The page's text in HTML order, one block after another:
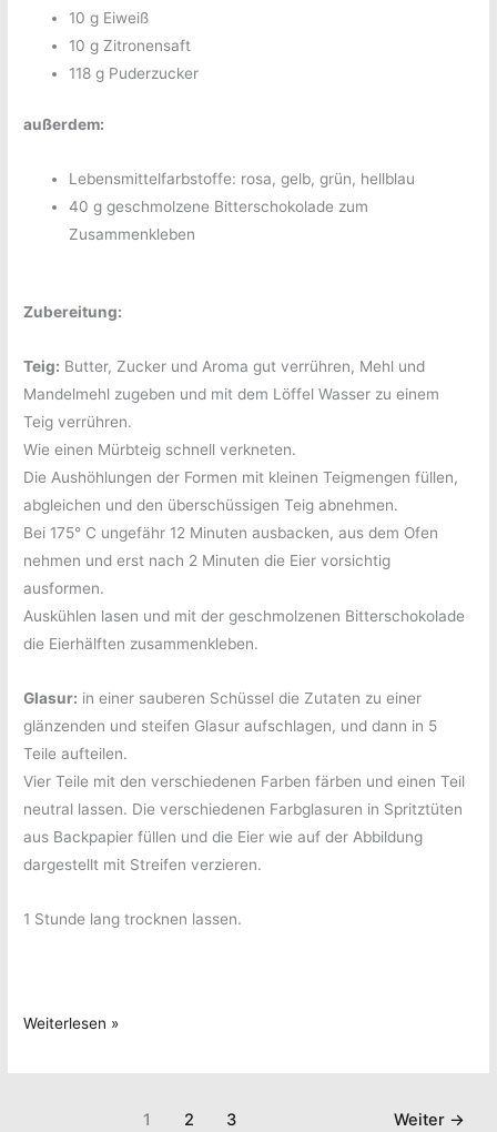
10 g Eiweiß
10 g Zitronensaft
118 g Puderzucker
außerdem:
Lebensmittelfarbstoffe: rosa, gelb, grün, hellblau
40 g geschmolzene Bitterschokolade zum
Zusammenkleben
Zubereitung:
Teig: Butter, Zucker und Aroma gut verrühren, Mehl und
Mandelmehl zugeben und mit dem Löffel Wasser zu einem
Teig verrühren.
Wie einen Mürbteig schnell verkneten.
Die Aushöhlungen der Formen mit kleinen Teigmengen füllen,
abgleichen und den überschüssigen Teig abnehmen.
Bei 175° C ungefähr 12 Minuten ausbacken, aus dem Ofen
nehmen und erst nach 2 Minuten die Eier vorsichtig
ausformen.
Auskühlen lasen und mit der geschmolzenen Bitterschokolade
die Eierhälften zusammenkleben.
Glasur: in einer sauberen Schüssel die Zutaten zu einer
glänzenden und steifen Glasur aufschlagen, und dann in 5
Teile aufteilen.
Vier Teile mit den verschiedenen Farben färben und einen Teil
neutral lassen. Die verschiedenen Farbglasuren in Spritztüten
aus Backpapier füllen und die Eier wie auf der Abbildung
dargestellt mit Streifen verzieren.
1 Stunde lang trocknen lassen.
Pralinen
Weiterlesen »
1 2 3 Weiter →